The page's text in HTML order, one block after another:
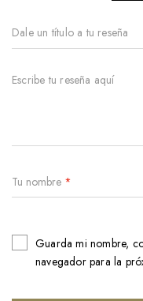
Tu nombre *
Guarda mi nombre,
navegador para la